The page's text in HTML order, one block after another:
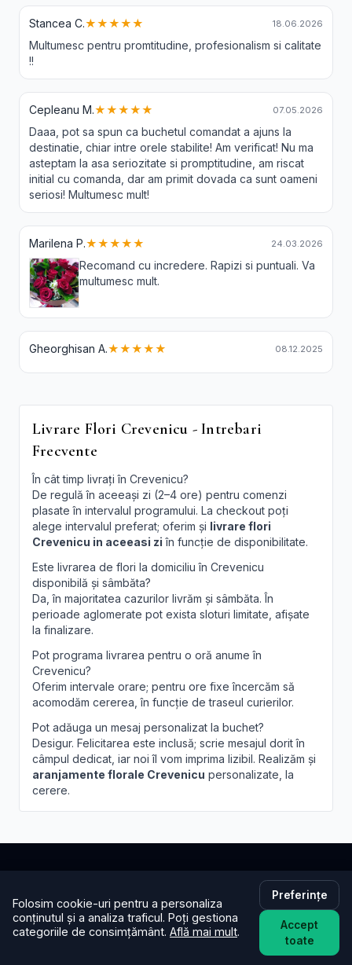
Stancea C.★★★★★ 18.06.2026
Multumesc pentru promtitudine, profesionalism si calitate
!!
Cepleanu M.★★★★★ 07.05.2026
Daaa, pot sa spun ca buchetul comandat a ajuns la
destinatie, chiar intre orele stabilite! Am verificat! Nu ma
asteptam la asa seriozitate si promptitudine, am riscat
initial cu comanda, dar am primit dovada ca sunt oameni
seriosi! Multumesc mult!
Marilena P.★★★★★ 24.03.2026
Recomand cu incredere. Rapizi si puntuali. Va
multumesc mult.
Gheorghisan A.★★★★★ 08.12.2025
Livrare Flori Crevenicu - Intrebari
Frecvente
În cât timp livrați în Crevenicu?
De regulă în aceeași zi (2–4 ore) pentru comenzi
plasate în intervalul programului. La checkout poți
alege intervalul preferat; oferim și livrare flori
Crevenicu in aceeasi zi în funcție de disponibilitate.
Este livrarea de flori la domiciliu în Crevenicu
disponibilă și sâmbăta?
Da, în majoritatea cazurilor livrăm și sâmbăta. În
perioade aglomerate pot exista sloturi limitate, afișate
la finalizare.
Pot programa livrarea pentru o oră anume în
Crevenicu?
Oferim intervale orare; pentru ore fixe încercăm să
acomodăm cererea, în funcție de traseul curierilor.
Pot adăuga un mesaj personalizat la buchet?
Desigur. Felicitarea este inclusă; scrie mesajul dorit în
câmpul dedicat, iar noi îl vom imprima lizibil. Realizăm și
aranjamente florale Crevenicu personalizate, la
cerere.
Buchete cu emoție, aranjamente cu suflet. Comandă
online flori cu livrare în aceeași zi în toată țara.
Folosim cookie-uri pentru a personaliza
conținutul și a analiza traficul. Poți gestiona
categoriile de consimțământ. Află mai mult.
Preferințe
Accept
toate